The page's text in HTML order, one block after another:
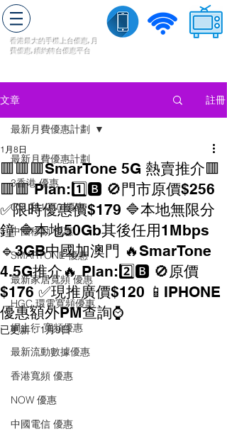
香港最大的手機上台優惠, 月
費優惠,續約轉台優惠平台
文章 註冊
最新月費優惠計劃
3香港 優惠
CSL和1010 優惠
中國移動 優惠
SMARTONE 優惠
最新家居寬頻 優惠
HGC 環電寬頻優惠
網上行 寬頻優惠
最新流動數據優惠
香港寬頻 優惠
NOW 優惠
中國電信 優惠
最新月費優惠計劃
🟥🟥🟥SmarTone 5G 熱賣推介🟥
🟥🟥 Plan:1️⃣🅱️ 🚫門市原價$256
✅限時優惠價$179 🔷本地無限分
鐘 🔷本地50Gb其後任用1Mbps
🔹3GB中國加澳門 🔥SmarTone
4.5G推介🔥 Plan:2️⃣🅱️ 🚫原價
$176 ✅現推廣價$120 📱IPHONE
優惠額外PM查詢⌚️
1月8日
已更新：1月9日